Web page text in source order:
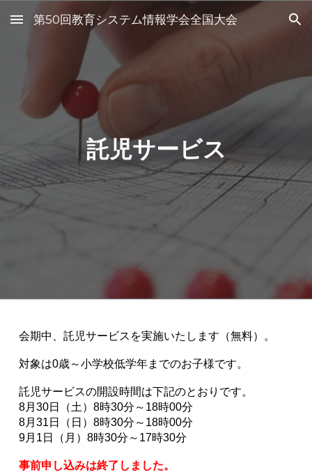
Skip to main content Skip to navigation
第50回教育システム情報学会全国大会
託児サービス
会期中、託児サービスを実施いたします（無料）。
対象は0歳～小学校低学年までのお子様です。
託児サービスの開設時間は下記のとおりです。
8月30日（土 ）8時30分～18時00分
8月31 日（ 日 ）8時30分～18時00分
9月 1 日（ 月 ）8時30分～17時30分
事前申し込みは終了しました。